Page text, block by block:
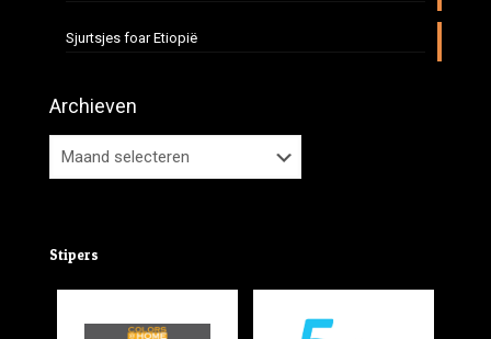
Sjurtsjes foar Etiopië
Archieven
Stipers